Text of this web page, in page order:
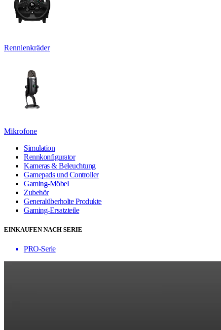
Rennlenkräder
Mikrofone
Simulation
Rennkonfigurator
Kameras & Beleuchtung
Gamepads und Controller
Gaming-Möbel
Zubehör
Generalüberholte Produkte
Gaming-Ersatzteile
EINKAUFEN NACH SERIE
PRO-Serie